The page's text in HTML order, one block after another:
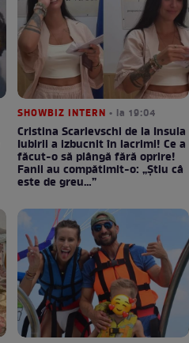
SHOWBIZ INTERN • la 19:04
Cristina Scarlevschi de la Insula
Iubirii a izbucnit în lacrimi! Ce a
făcut-o să plângă fără oprire!
Fanii au compătimit-o: „Știu câ
este de greu…”